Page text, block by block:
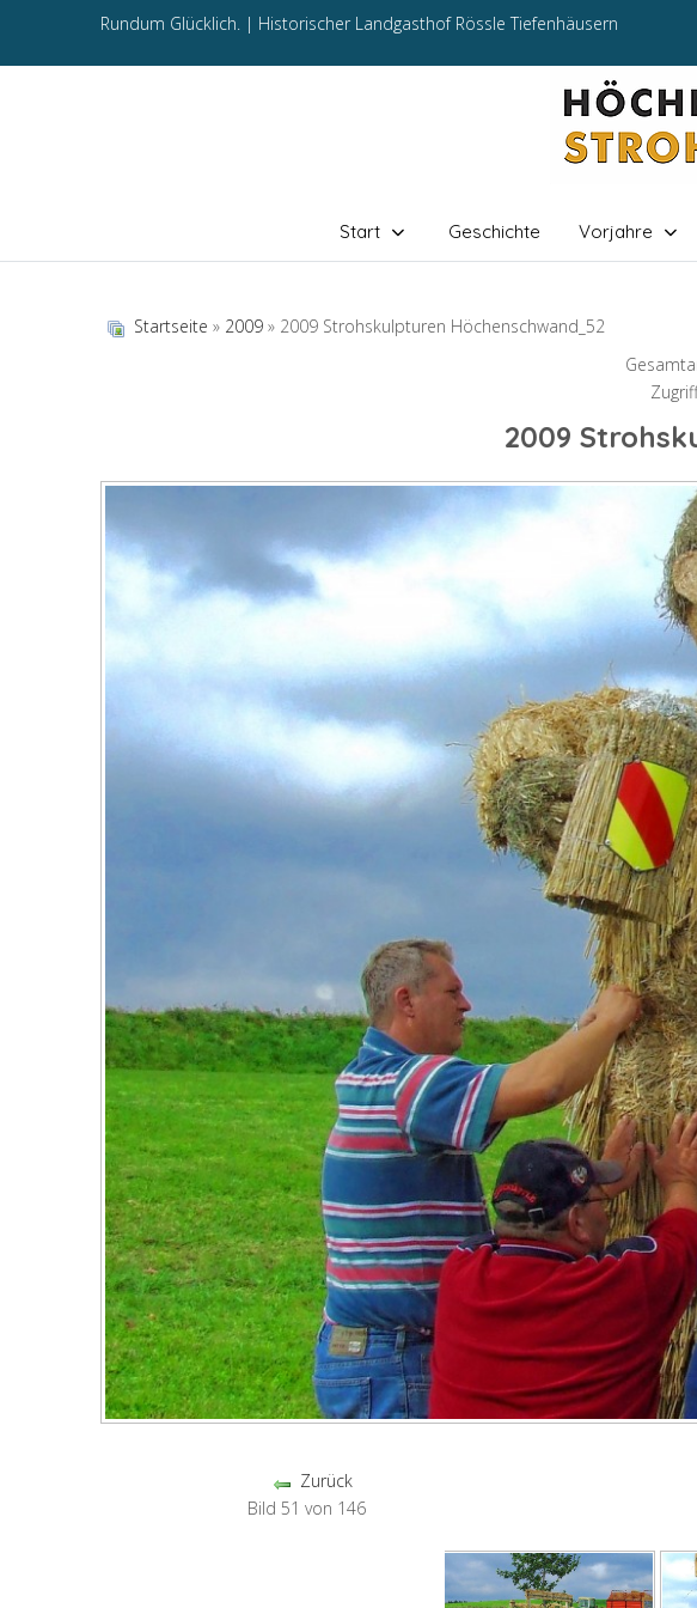
Rundum Glücklich. | Historischer Landgasthof Rössle Tiefenhäusern
Start Geschichte Vorjahre
Startseite » 2009 » 2009 Strohskulpturen Höchenschwand_52
2009
Zurück
Bild 51 von 146